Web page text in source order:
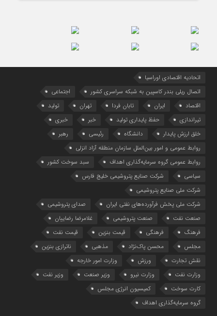
اتحادیه اقتصادی اوراسیا
اتصال ریلی بندر کاسپین به شبکه سراسری کشور
اجتماعی
اقتصاد
ایران تابان فردا تهران
تولید
تیراندازی
حفظ پایداری تولید خبر
خبری
خلق ارزش پایدار
دانشگاه رئیسی
رهبر
روابط عمومی و امور بین‌الملل سازمان منطقه آزاد انزلی
روابط عمومی گروه سرمایه‌گذاری اهداف
سبد سوخت کشور
سیاسی
شرکت صنایع پتروشیمی خلیج فارس
شرکت ملی صنایع پتروشیمی
شرکت ملی پخش فرآورده‌های نفتی ایران
صدای پتروشیمی
صنعت نفت
صنعت پتروشیمی
غلامرضا رضاییان
فرهنگ
فرهنگی قیمت بنزین
قیمت نفت
مجلس
محسن پاک‌نژاد مذهبی
ناترازی بنزین
نقش تجارت
ورزش
وزارت امور خارجه
وزارت نفت
وزارت نیرو وزیر صنعت
وزیر نفت
کارت سوخت
کمیسیون انرژی مجلس
گروه سرمایه‌‌گذاری اهداف